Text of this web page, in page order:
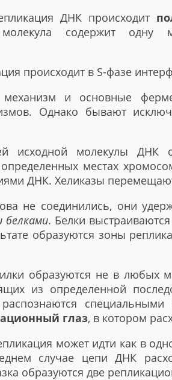
ДНК происходит
содержит
происходит в S-фазе
и основные
Однако бывают
исходной молекулы ДНК
местах
ДНК. Хеликазы
не соединились, они
белками. Белки
образуются зоны
образуются не в любых
из определенной
глаз, в котором
может идти как в
случае цепи ДНК
образуются две